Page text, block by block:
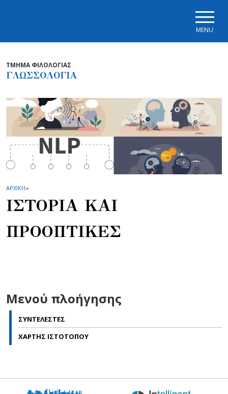
MENU
ΤΜΗΜΑ ΦΙΛΟΛΟΓΙΑΣ
ΓΛΩΣΣΟΛΟΓΙΑ
ΑΡΧΙΚΗ»
ΙΣΤΟΡΙΑ ΚΑΙ
ΠΡΟΟΠΤΙΚΕΣ
Μενού πλοήγησης
ΣΥΝΤΕΛΕΣΤΕΣ
ΧΑΡΤΗΣ ΙΣΤΟΤΟΠΟΥ